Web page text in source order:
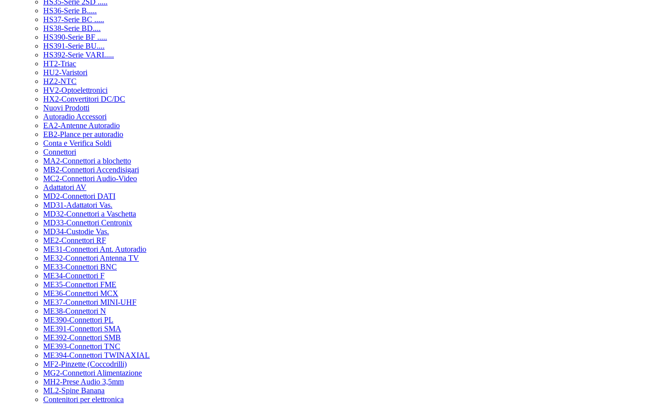
HS35-Serie 2SD .....
HS36-Serie B.....
HS37-Serie BC .....
HS38-Serie BD....
HS390-Serie BF .....
HS391-Serie BU....
HS392-Serie VARI.....
HT2-Triac
HU2-Varistori
HZ2-NTC
HV2-Optoelettronici
HX2-Convertitori DC/DC
Nuovi Prodotti
Autoradio Accessori
EA2-Antenne Autoradio
EB2-Plance per autoradio
Conta e Verifica Soldi
Connettori
MA2-Connettori a blochetto
MB2-Connettori Accendisigari
MC2-Connettori Audio-Video
Adattatori AV
MD2-Connettori DATI
MD31-Adattatori Vas.
MD32-Connettori a Vaschetta
MD33-Connettori Centronix
MD34-Custodie Vas.
ME2-Connettori RF
ME31-Connettori Ant. Autoradio
ME32-Connettori Antenna TV
ME33-Connettori BNC
ME34-Connettori F
ME35-Connettori FME
ME36-Connettori MCX
ME37-Connettori MINI-UHF
ME38-Connettori N
ME390-Connettori PL
ME391-Connettori SMA
ME392-Connettori SMB
ME393-Connettori TNC
ME394-Connettori TWINAXIAL
MF2-Pinzette (Coccodrilli)
MG2-Connettori Alimentazione
MH2-Prese Audio 3,5mm
ML2-Spine Banana
Contenitori per elettronica